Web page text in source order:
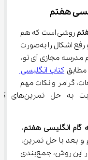
روشی است که هم
آموزش را پوشش دهد و هم تمرین و رفع اشکال را به‌صورت
هم‌زمان انجام دهد. در روش گام‌به‌گام مدرسه مجازی آی ‌نو،
کتاب انگلیسی
لغات، گرامر و نکات مهم
مرور می‌گردند و بعد از آن نوبت
گام انگلیسی هفتم،
را به‌درستی یاد می‌گیریم و بعد با حل تمرین،
میزان تسلط خودمان را می‌سنجیم. در این روش، جمع‌بندی